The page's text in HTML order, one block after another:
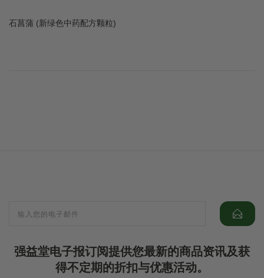
石菖蒲 (新绿色中药配方颗粒)
强益堂电子报订阅提供您最新的商品资讯及获
得不定期的折扣与优惠活动。